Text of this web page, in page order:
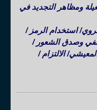
ومظاهر التجديد في
استخدام الرمز /
وصدق الشعور /
الالتزام /